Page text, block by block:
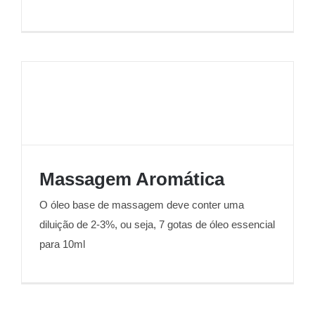
Massagem Aromática
Massagem Aromática
O óleo base de massagem deve conter uma
diluição de 2-3%, ou seja, 7 gotas de óleo essencial
para 10ml